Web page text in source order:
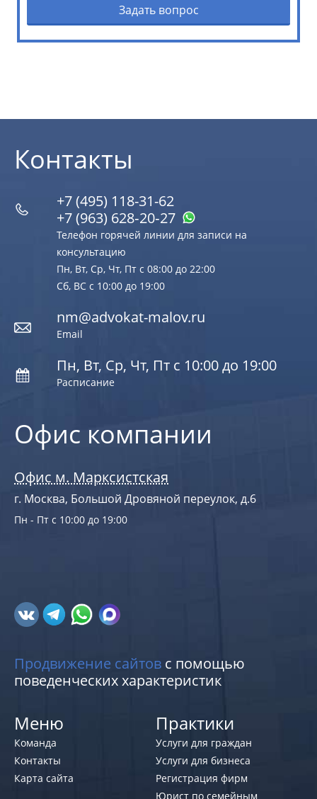
Задать вопрос
Офис компании
Офис м. Марксистская
г. Москва, Большой Дровяной переулок, д.6
Пн - Пт с 10:00 до 19:00
Контакты
+7 (495) 118-31-62
+7 (963) 628‑20‑27
Телефон горячей линии для записи на
консультацию
Пн, Вт, Ср, Чт, Пт с 08:00 до 22:00
Сб, ВС с 10:00 до 19:00
nm@advokat-malov.ru
Email
Пн, Вт, Ср, Чт, Пт с 10:00 до 19:00
Расписание
Продвижение сайтов с помощью
поведенческих характеристик
Меню
Команда
Контакты
Карта сайта
Практики
Услуги для граждан
Услуги для бизнеса
Регистрация фирм
Юрист по семейным